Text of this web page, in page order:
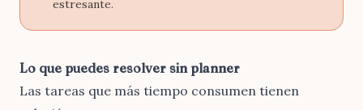
estresante.
Lo que puedes resolver sin planner
Las tareas que más tiempo consumen tienen